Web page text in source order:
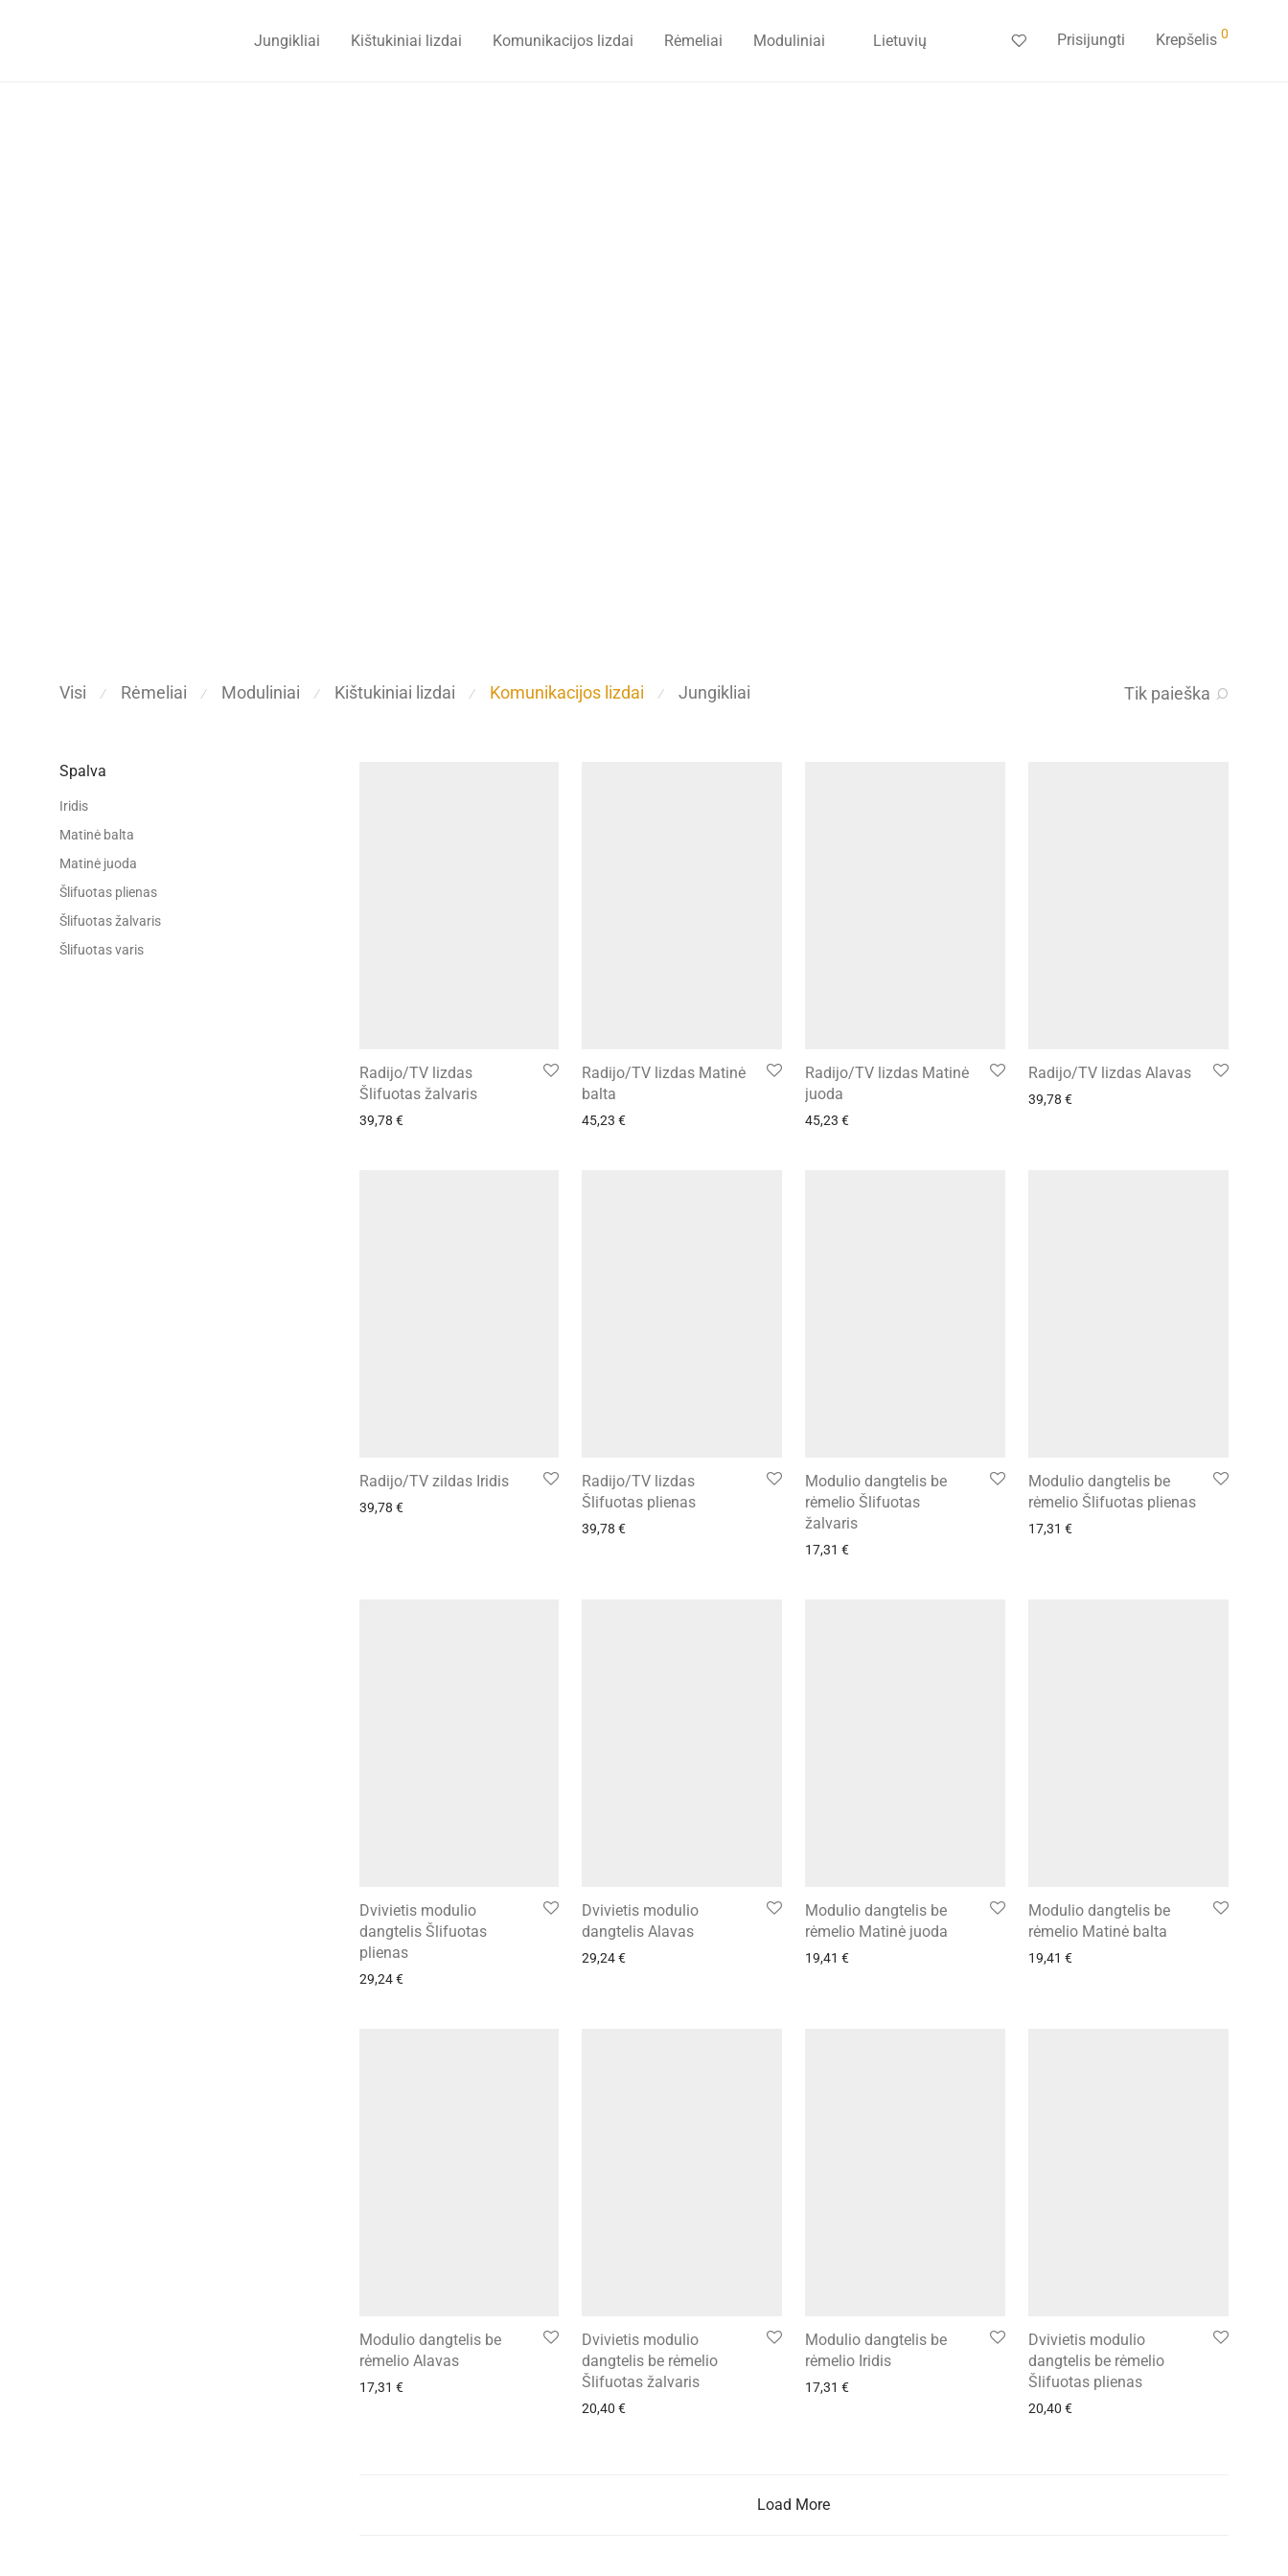
Jungikliai Kištukiniai lizdai Komunikacijos lizdai Rėmeliai Moduliniai Lietuvių Prisijungti Krepšelis 0
Tik paieška
Visi ⁄ Rėmeliai ⁄ Moduliniai ⁄ Kištukiniai lizdai ⁄ Komunikacijos lizdai ⁄ Jungikliai
Spalva
Iridis
Matinė balta
Matinė juoda
Šlifuotas plienas
Šlifuotas žalvaris
Šlifuotas varis
Radijo/TV lizdas
Šlifuotas žalvaris
39,78 €
Radijo/TV lizdas Matinė
balta
45,23€
Radijo/TV lizdas Matinė
juoda
45,23€
Radijo/TV lizdas Alavas
39,78€
Radijo/TV zildas Iridis
39,78 €
Radijo/TV lizdas
Šlifuotas plienas
39,78€
Modulio dangtelis be
rėmelio Šlifuotas
žalvaris
17,31€
Modulio dangtelis be
rėmelio Šlifuotas plienas
17,31€
Dvivietis modulio
dangtelis Šlifuotas
plienas
29,24€
Dvivietis modulio
dangtelis Alavas
29,24€
Modulio dangtelis be
rėmelio Matinė juoda
19,41€
Modulio dangtelis be
rėmelio Matinė balta
19,41€
Modulio dangtelis be
rėmelio Alavas
17,31 €
Dvivietis modulio
dangtelis be rėmelio
Šlifuotas žalvaris
20,40€
Modulio dangtelis be
rėmelio Iridis
17,31€
Dvivietis modulio
dangtelis be rėmelio
Šlifuotas plienas
20,40€
Load More